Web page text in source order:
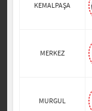
KEMALPAŞA
MERKEZ
MURGUL